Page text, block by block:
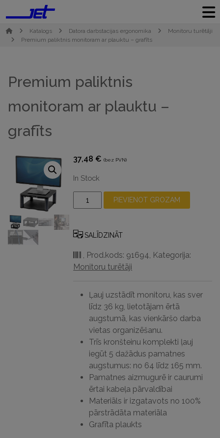
Katalogs Datora darbstacijas ergonomika
Monitoru turētāji
Premium paliktnis monitoram ar plauktu – grafīts
Premium paliktnis
monitoram ar plauktu –
grafīts
37,48€ (bez PVN)
In Stock
Premium
paliktnis
ar
grafīts
PIEVIENOT GROZAM
SALĪDZINĀT
, Prod.kods: 91694, Kategorija:
Monitoru turētāji
Ļauj uzstādīt monitoru, kas sver
līdz 36 kg, lietotājam ērtā
augstumā, kas vienkāršo darba
vietas organizēšanu.
Trīs kronšteinu komplekti ļauj
iegūt 5 dažādus pamatnes
augstumus: no 64 līdz 165 mm.
Pamatnes aizmugurē ir caurumi
ērtai kabeļa pārvaldībai
Materiāls ir izgatavots no 100%
pārstrādāta materiāla
Grafīta plaukts